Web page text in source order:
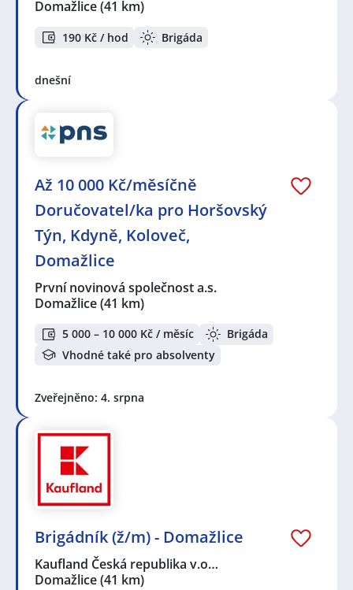
Domažlice(41 km)
190 Kč / hod Brigáda
dnešní
Až 10 000 Kč/měsíčně
Doručovatel/ka pro Horšovský
Týn, Kdyně, Koloveč,
Domažlice
První novinová společnost a.s.
Domažlice(41 km)
5 000 – 10 000 Kč / měsíc
Brigáda
Vhodné také pro absolventy
Zveřejněno: 4. srpna
Brigádník (ž/m) - Domažlice
Kaufland Česká republika v.o…
Domažlice(41 km)